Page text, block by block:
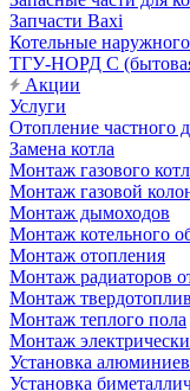
Запчасти Baxi
Котельные
ТГУ-НОРД С
Акции
Услуги
Отопление частного
Замена котла
Монтаж газового
Монтаж газовой
Монтаж дымоходов
Монтаж котельного
Монтаж отопления
Монтаж радиаторов
Монтаж
Монтаж теплого пола
Монтаж
Установка
Установка